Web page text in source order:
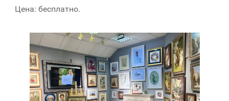
Цена: бесплатно.